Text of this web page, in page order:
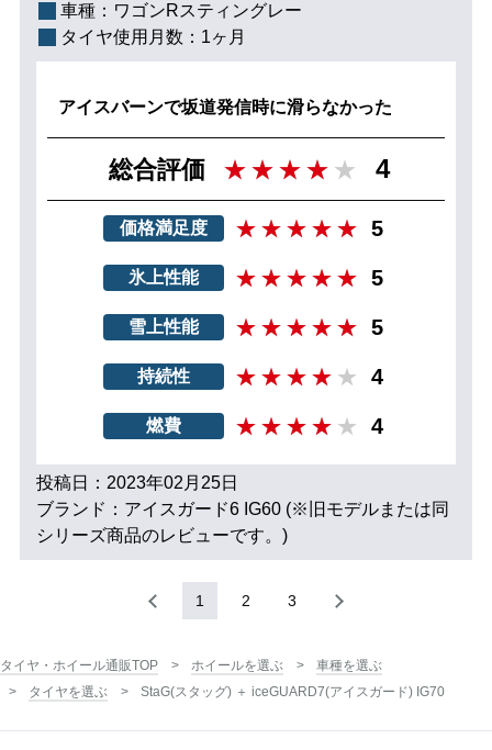
車種： ワゴンRスティングレー
タイヤ使用月数： 1ヶ月
アイスバーンで坂道発信時に滑らなかった
総合評価 4
価格満足度 5
氷上性能 5
雪上性能 5
持続性 4
燃費 4
投稿日：2023年02月25日
ブランド：アイスガード6 IG60 (※旧モデルまたは同
シリーズ商品のレビューです。)
1 2 3
タイヤ・ホイール通販TOP ホイールを選ぶ
車種を選ぶ
タイヤを選ぶ
StaG(スタッグ) ＋ iceGUARD7(アイスガード) IG70